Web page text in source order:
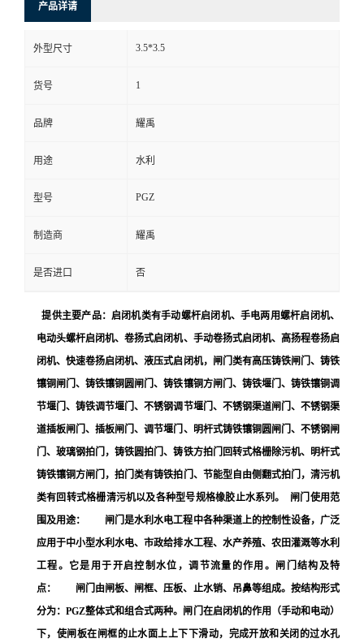
产品详请
外型尺寸 3.5*3.5
货号 1
品牌 耀禹
用途 水利
型号 PGZ
制造商 耀禹
是否进口 否
提供主要产品：启闭机类有手动螺杆启闭机、手电两用螺杆启闭机、
电动头螺杆启闭机、卷扬式启闭机、手动卷扬式启闭机、高扬程卷扬启
闭机、快速卷扬启闭机、液压式启闭机，闸门类有高压铸铁闸门、铸铁
镶铜闸门、铸铁镶铜圆闸门、铸铁镶铜方闸门、铸铁堰门、铸铁镶铜调
节堰门、铸铁调节堰门、不锈钢调节堰门、不锈钢渠道闸门、不锈钢渠
道插板闸门、插板闸门、调节堰门、明杆式铸铁镶铜圆闸门、不锈钢闸
门、玻璃钢拍门，铸铁圆拍门、铸铁方拍门回转式格栅除污机、明杆式
铸铁镶铜方闸门，拍门类有铸铁拍门、节能型自由侧翻式拍门，清污机
类有回转式格栅清污机以及各种型号规格橡胶止水系列。 闸门使用范
围及用途： 闸门是水利水电工程中各种渠道上的控制性设备，广泛
应用于中小型水利水电、市政给排水工程、水产养殖、农田灌溉等水利
工程。它是用于开启控制水位，调节流量的作用。闸门结构及特
点： 闸门由闸板、闸框、压板、止水销、吊鼻等组成。按结构形式
分为：PGZ整体式和组合式两种。闸门在启闭机的作用（手动和电动）
下，使闸板在闸框的止水面上上下下滑动，完成开放和关闭的过水孔